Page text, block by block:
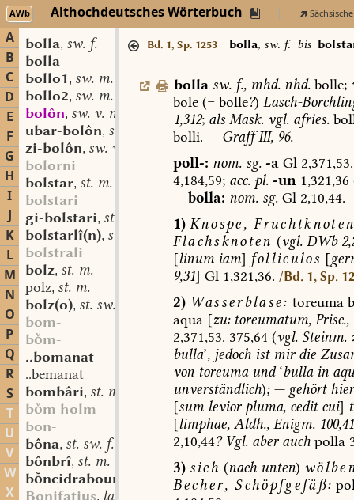
AWb Althochdeutsches Wörterbuch
A
B
C
D
E
F
G
H
I
J
K
L
M
N
O
P
Q
R
S
T
U
V
W
X
bolla, sw. f.
bolla
bollo1, sw. m.
bollo2, sw. m.
bolôn, sw. v. mhd.
ubar-bolôn, sw. v.
zi-bolôn, sw. v.
bolorni
bolstar, st. m.
bolstari
gi-bolstari, st. n.
bolstarlî(n), st. n.
bolstrali
bolz, st. m.
polz, st. m.
bolz(o), st. sw. m.
bom-
bm-
..bomanat
..bemanat
bombâri, st. m.
bm holm
bon-
bôna, st. sw. f.
bônbrî, st. m.
bncidraboum
Bonifatius, lat.
Bd. 1, Sp. 1253 bolla, sw. f. bis
bolla sw. f., mhd. nhd. bolle;
bole (=bolle?) Lasch-
1,312; als Mask.vgl.afries.
bolli. — GraffIII,96.
poll-: nom.sg. -aGl2,371,53.
4,184,59; acc.pl. -un1,321,36
— bolla: nom. sg.Gl2,10,44.
1) Knospe,
Flachsknoten (vgl.DWb
[linumiam] folliculos [
9,31] Gl1,321,36. /Bd. 1, Sp.
2) Wasserblase: toreuma
aqua [zu:toreumatum,Prisc.,
2,371,53. 375,64(vgl.Steinm.
bulla’, jedochistmir die
vontoreumaund‘bullain
unverständlich);—gehört
[sumleviorpluma,ceditcui]
[limphae, Aldh.,Enigm.100,41
2,10,44?Vgl.aber auchpolla
3) sich (nach unten)
Becher, Schöpfgefäß: